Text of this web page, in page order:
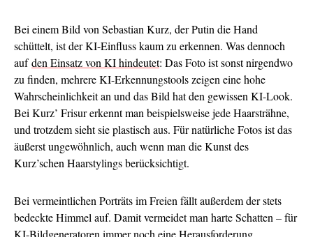
Bei einem Bild von Sebastian Kurz, der Putin die Hand
schüttelt, ist der KI-Einfluss kaum zu erkennen. Was dennoch
aufden Einsatz von KI hindeutet: Das Foto ist sonst nirgendwo
zu finden, mehrere KI-Erkennungstools zeigen eine hohe
Wahrscheinlichkeit an und das Bild hat den gewissen KI-Look.
Bei Kurz’ Frisur erkennt man beispielsweise jede Haarsträhne,
und trotzdem sieht sie plastisch aus. Für natürliche Fotos ist das
äußerst ungewöhnlich, auch wenn man die Kunst des
Kurz’schen Haarstylings berücksichtigt.
Bei vermeintlichen Porträts im Freien fällt außerdem der stets
bedeckte Himmel auf. Damit vermeidet man harte Schatten – für